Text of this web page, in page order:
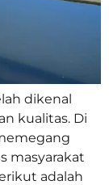
dikenal
kualitas. Di
masyarakat
adalah